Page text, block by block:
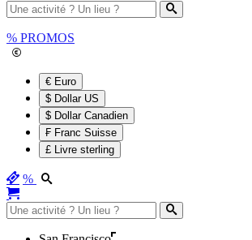
% PROMOS
€ Euro
$ Dollar US
$ Dollar Canadien
₣ Franc Suisse
£ Livre sterling
%